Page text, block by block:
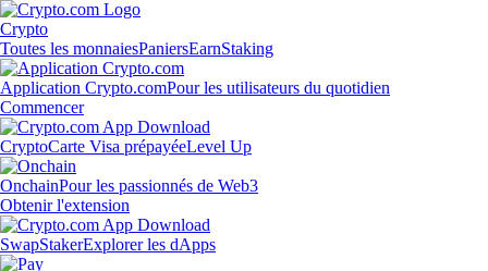
Crypto
Toutes les monnaiesPaniersEarnStaking
Application Crypto.comPour les utilisateurs du quotidien
Commencer
CryptoCarte Visa prépayéeLevel Up
OnchainPour les passionnés de Web3
Obtenir l'extension
SwapStakerExplorer les dApps